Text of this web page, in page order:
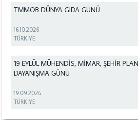
TMMOB DÜNYA GIDA GÜNÜ
16.10.2026
TÜRKİYE
19 EYLÜL MÜHENDİS, MİMAR, ŞEHİR
DAYANIŞMA GÜNÜ
19.09.2026
TÜRKİYE